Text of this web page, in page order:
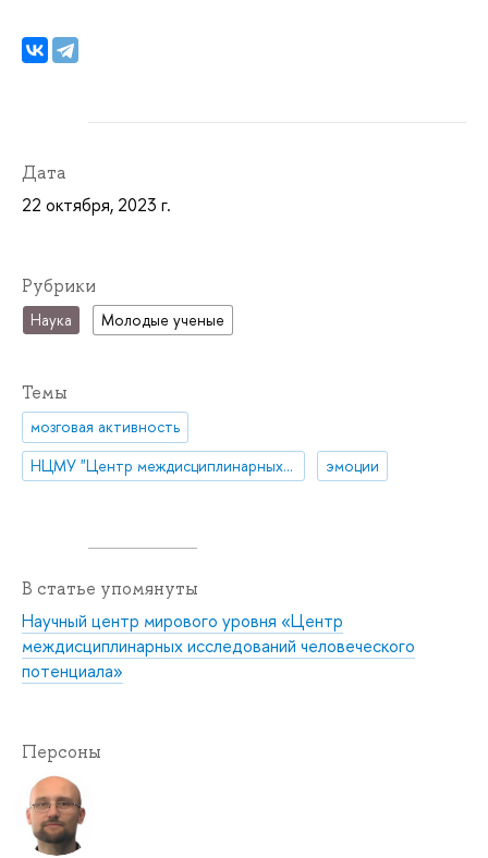
Дата
22 октября, 2023 г.
Рубрики
Наука Молодые ученые
Темы
мозговая активность
НЦМУ "Центр междисциплинарных исследований человеческого потенциала"
эмоции
В статье упомянуты
Научный центр мирового уровня «Центр
междисциплинарных исследований человеческого
потенциала»
Персоны